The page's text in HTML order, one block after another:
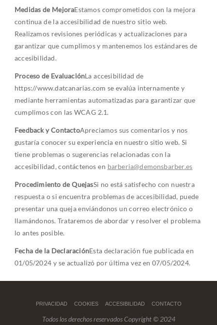
Medidas de MejoraEstamos comprometidos con la mejora
continua de la accesibilidad de nuestro sitio web.
Realizamos revisiones periódicas y actualizaciones para
garantizar que cumplimos y mantenemos los estándares de
accesibilidad.
Proceso de EvaluaciónLa accesibilidad de
https://www.datcanarias.com se evalúa internamente y
mediante herramientas automatizadas para garantizar que
cumplimos con las WCAG 2.1.
Feedback y ContactoApreciamos sus comentarios y nos
gustaría conocer su experiencia en nuestro sitio web. Si
tiene problemas o sugerencias relacionadas con la
accesibilidad, contáctenos en barberia@demonsbarber.es
Procedimiento de QuejasSi no está satisfecho con nuestra
respuesta o si encuentra problemas de accesibilidad, puede
presentar una queja enviándonos un correo electrónico o
llamándonos. Trataremos de abordar y resolver el problema
lo antes posible.
Fecha de la DeclaraciónEsta declaración fue publicada en
01/05/2024 y se actualizó por última vez en 07/05/2024.
PRIVACIDAD COOKIES ACCESIBILIDAD CONTACTO
Todos los derechos reservados Copyright © 2024